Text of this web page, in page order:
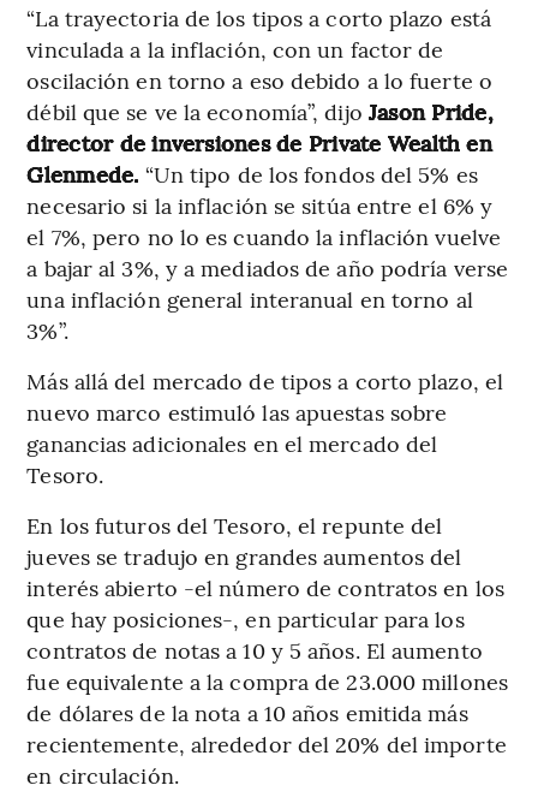
“La trayectoria de los tipos a corto plazo está
vinculada a la inflación, con un factor de
oscilación en torno a eso debido a lo fuerte o
débil que se ve la economía”, dijo Jason Pride,
director de inversiones de Private Wealth en
Glenmede. “Un tipo de los fondos del 5% es
necesario si la inflación se sitúa entre el 6% y
el 7%, pero no lo es cuando la inflación vuelve
a bajar al 3%, y a mediados de año podría verse
una inflación general interanual en torno al
3%”.
Más allá del mercado de tipos a corto plazo, el
nuevo marco estimuló las apuestas sobre
ganancias adicionales en el mercado del
Tesoro.
En los futuros del Tesoro, el repunte del
jueves se tradujo en grandes aumentos del
interés abierto -el número de contratos en los
que hay posiciones-, en particular para los
contratos de notas a 10 y 5 años. El aumento
fue equivalente a la compra de 23.000 millones
de dólares de la nota a 10 años emitida más
recientemente, alrededor del 20% del importe
en circulación.